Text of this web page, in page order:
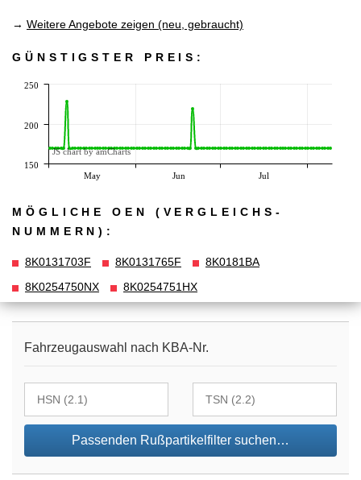
→ Weitere Angebote zeigen (neu, gebraucht)
GÜNSTIGSTER PREIS:
May Jun Jul
150
200
250
JS chart by amCharts
MÖGLICHE OEN (VERGLEICHS­
NUMMERN):
8K0131703F 8K0131765F
8K0181BA
8K0254750NX
8K0254751HX
Fahrzeugauswahl nach KBA-Nr.
Passenden Rußpartikelfilter suchen…